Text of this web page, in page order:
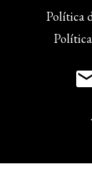
Política